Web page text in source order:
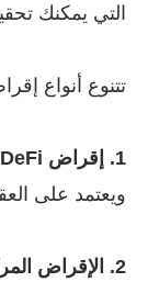
التي يمكنك
تتنوع أنواع
1. إقراض DeFi:
ويعتمد على
2. الإقراض المركزي: